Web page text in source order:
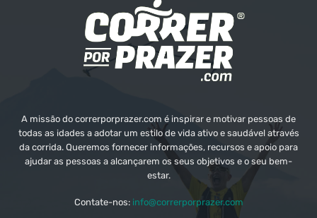
A missão do correrporprazer.com é inspirar e motivar pessoas de
todas as idades a adotar um estilo de vida ativo e saudável através
da corrida. Queremos fornecer informações, recursos e apoio para
ajudar as pessoas a alcançarem os seus objetivos e o seu bem-
estar.
Contate-nos: info@correrporprazer.com